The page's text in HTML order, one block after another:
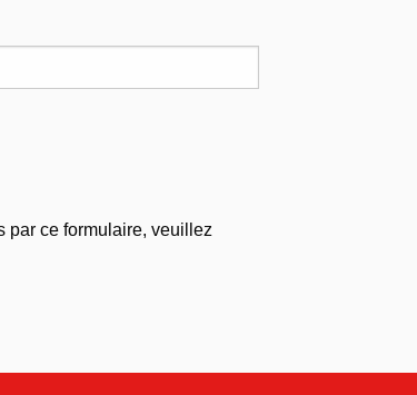
par ce formulaire, veuillez